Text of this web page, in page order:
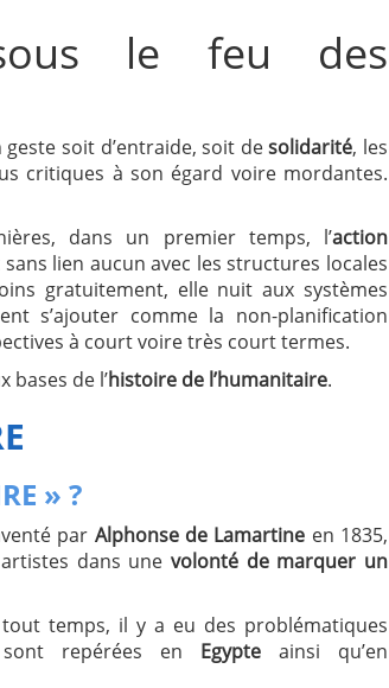
sous le feu des
soit d’entraide, soit desolidarité, les
critiques à son égard voire mordantes.
dans un premier temps, l’action
lien aucun avec les structures locales
gratuitement, elle nuit aux systèmes
s’ajouter comme la non-planification
à court voire très court termes.
de l’histoire de l’humanitaire.
» ?
par Alphonse de Lamartine en 1835,
dans une volonté de marquer un
temps, il y a eu des problématiques
sont repérées en Egypte ainsi qu’en